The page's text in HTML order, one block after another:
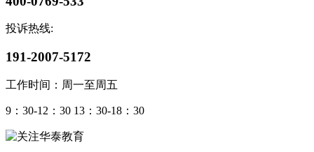
投诉热线:
191-2007-5172
工作时间：周一至周五
9：30-12：30 13：30-18：30